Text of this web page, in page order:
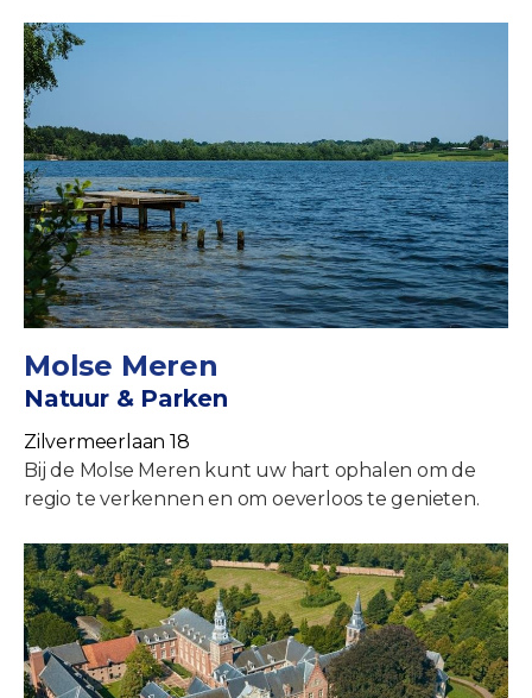
Molse Meren
Natuur & Parken
Zilvermeerlaan 18
Bij de Molse Meren kunt uw hart ophalen om de
regio te verkennen en om oeverloos te genieten.